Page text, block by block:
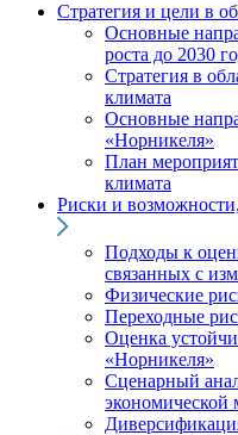
Стратегия и цели в
Основные
роста до 2030
Стратегия в
климата
Основные
«Норникеля»
План
климата
Риски и
Подходы к
связанных с
Физические
Переходные
Оценка
«Норникеля»
Сценарный
экономической